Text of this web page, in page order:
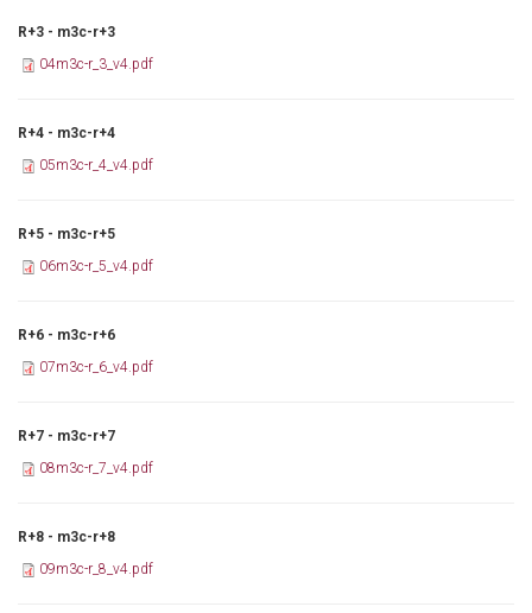
R+3 - m3c-r+3
04m3c-r_3_v4.pdf
R+4 - m3c-r+4
05m3c-r_4_v4.pdf
R+5 - m3c-r+5
06m3c-r_5_v4.pdf
R+6 - m3c-r+6
07m3c-r_6_v4.pdf
R+7 - m3c-r+7
08m3c-r_7_v4.pdf
R+8 - m3c-r+8
09m3c-r_8_v4.pdf